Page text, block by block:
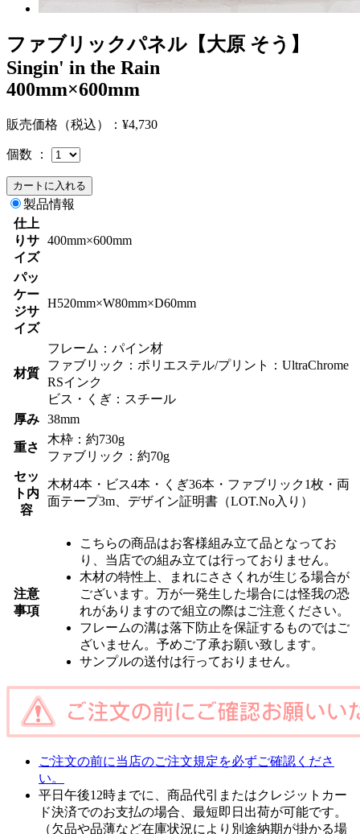
ファブリックパネル【大原 そう】
Singin' in the Rain
400mm×600mm
販売価格（税込）： ¥4,730
個数 ：
製品情報
仕上
りサ
イズ
400mm×600mm
パッ
ケー
ジサ
イズ
H520mm×W80mm×D60mm
材質
フレーム：パイン材
ファブリック：ポリエステル/プリント：UltraChrome
RSインク
ビス・くぎ：スチール
厚み 38mm
重さ
木枠：約730g
ファブリック：約70g
セッ
ト内
容
木材4本・ビス4本・くぎ36本・ファブリック1枚・両
面テープ3m、デザイン証明書（LOT.No入り）
注意
事項
こちらの商品はお客様組み立て品となってお
り、当店での組み立ては行っておりません。
木材の特性上、まれにささくれが生じる場合が
ございます。万が一発生した場合には怪我の恐
れがありますので組立の際はご注意ください。
フレームの溝は落下防止を保証するものではご
ざいません。予めご了承お願い致します。
サンプルの送付は行っておりません。
ご注文の前に当店のご注文規定を必ずご確認くださ
い。
平日午後12時までに、商品代引またはクレジットカー
ド決済でのお支払の場合、最短即日出荷が可能です。
（欠品や品薄など在庫状況により別途納期が掛かる場